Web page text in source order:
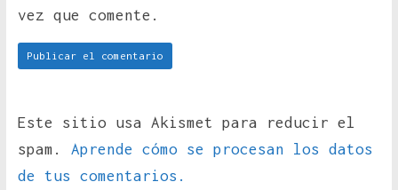
vez que comente.
Este sitio usa Akismet para reducir el
spam. Aprende cómo se procesan los datos
de tus comentarios.